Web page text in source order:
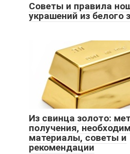
Советы и правила
украшений из белого
Из свинца золото:
получения,
материалы, советы и
рекомендации